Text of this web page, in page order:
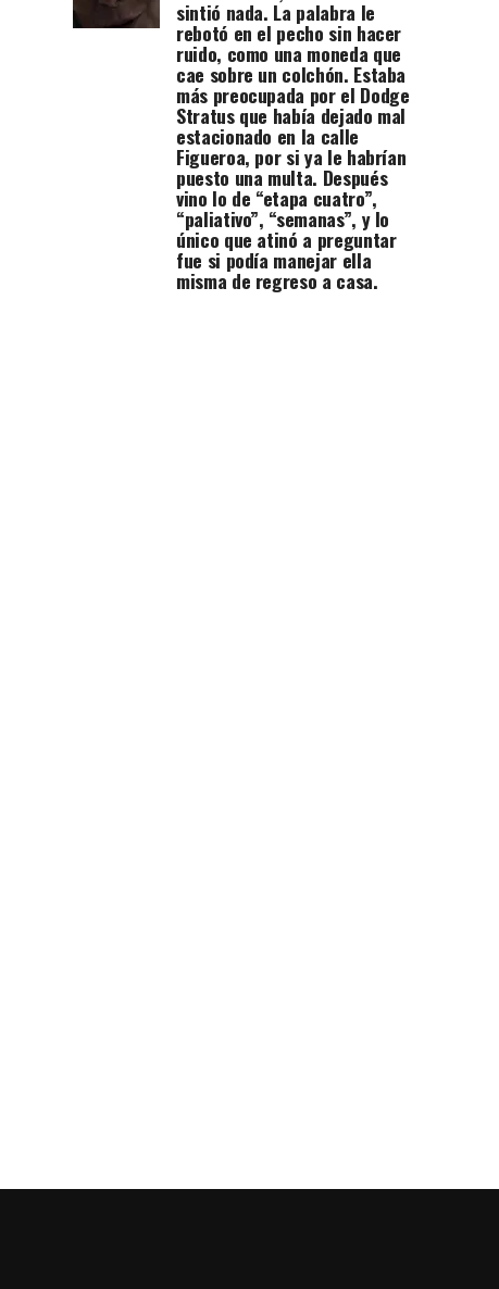
sintió nada. La palabra le
rebotó en el pecho sin hacer
ruido, como una moneda que
cae sobre un colchón. Estaba
más preocupada por el Dodge
Stratus que había dejado mal
estacionado en la calle
Figueroa, por si ya le habrían
puesto una multa. Después
vino lo de “etapa cuatro”,
“paliativo”, “semanas”, y lo
único que atinó a preguntar
fue si podía manejar ella
misma de regreso a casa.